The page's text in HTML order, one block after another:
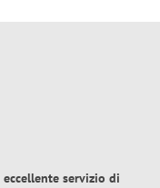
eccellente servizio di